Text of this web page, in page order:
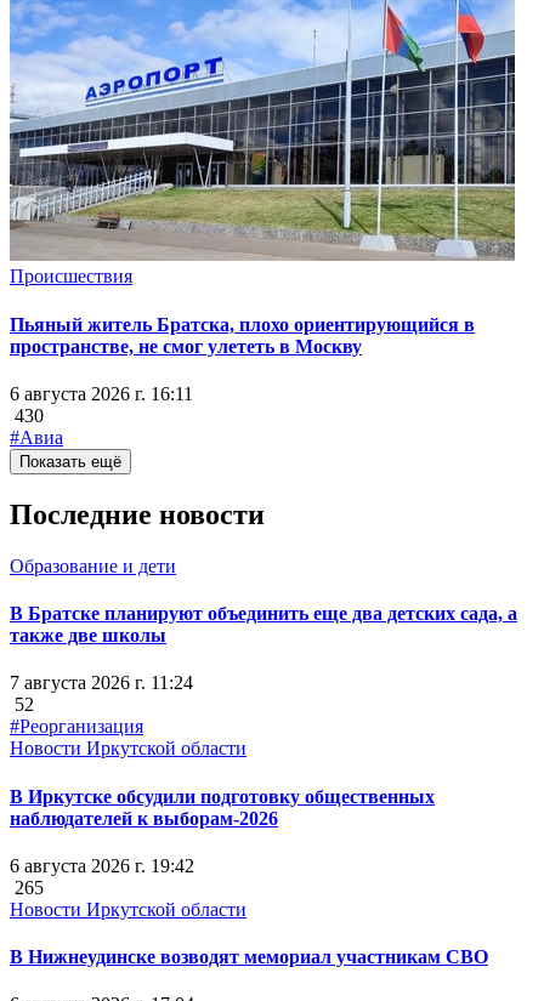
Происшествия
Пьяный житель Братска, плохо ориентирующийся в
пространстве, не смог улететь в Москву
6 августа 2026 г. 16:11
430
#Авиа
Показать ещё
Последние новости
Образование и дети
В Братске планируют объединить еще два детских сада, а
также две школы
7 августа 2026 г. 11:24
52
#Реорганизация
Новости Иркутской области
В Иркутске обсудили подготовку общественных
наблюдателей к выборам-2026
6 августа 2026 г. 19:42
265
Новости Иркутской области
В Нижнеудинске возводят мемориал участникам СВО